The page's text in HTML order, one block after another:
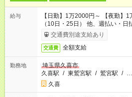
給与
【日勤】1万2000円～ 【夜勤
（10日・25日） 他、週払い・
＃日収1万円以上
交通費別途支給あり
交通費 全額支給
勤務地
埼玉県久喜市
久喜駅 / 東鷲宮駅 / 鷲宮駅 / …
久喜